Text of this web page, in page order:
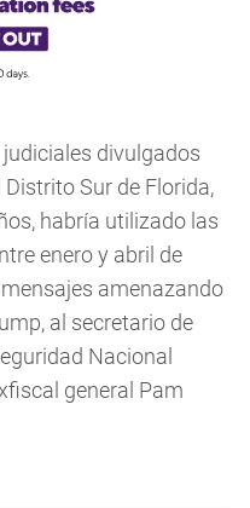
divulgados
Sur de Florida,
habría utilizado las
enero y abril de
amenazando
al secretario de
Nacional
general Pam